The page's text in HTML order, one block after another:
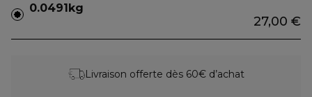
0.0491kg
27,00 €
Livraison offerte dès 60€ d’achat